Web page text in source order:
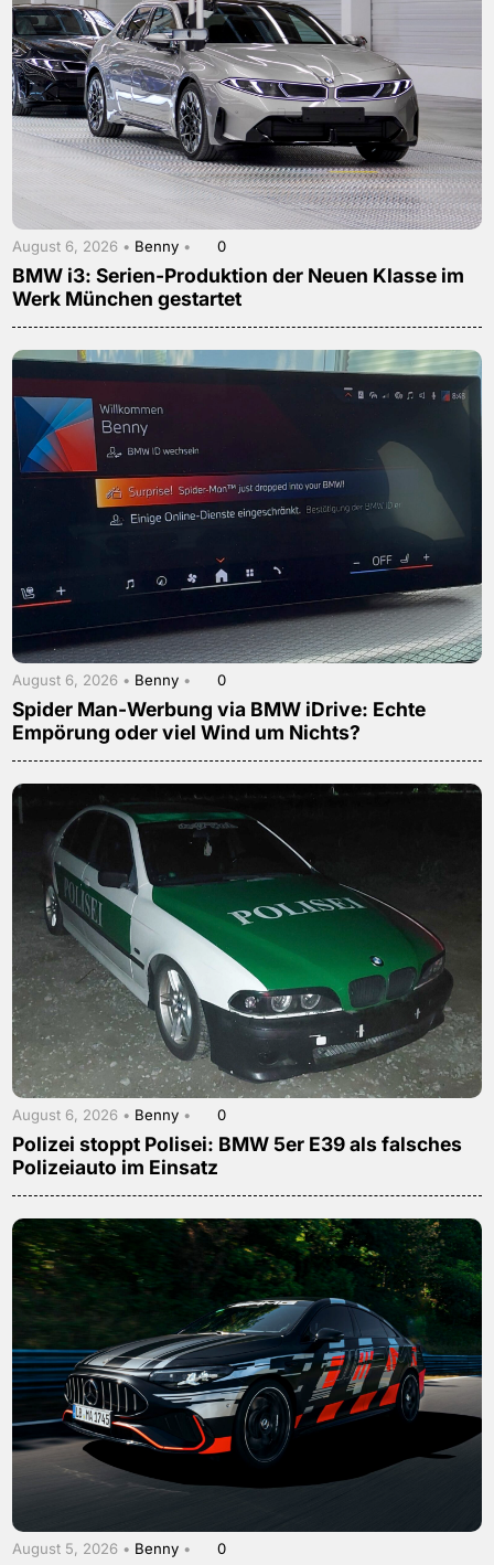
August 6, 2026 • Benny • 0
BMW i3: Serien-Produktion der Neuen Klasse im
Werk München gestartet
August 6, 2026 • Benny • 0
Spider Man-Werbung via BMW iDrive: Echte
Empörung oder viel Wind um Nichts?
August 6, 2026 • Benny • 0
Polizei stoppt Polisei: BMW 5er E39 als falsches
Polizeiauto im Einsatz
August 5, 2026 • Benny • 0